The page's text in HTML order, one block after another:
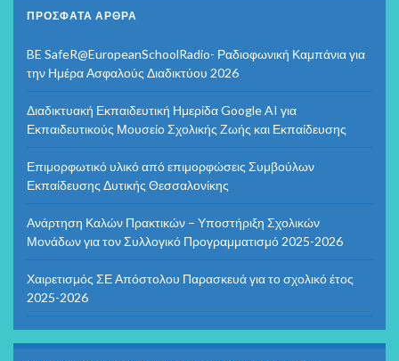
ΠΡΌΣΦΑΤΑ ΆΡΘΡΑ
BE SafeR@EuropeanSchoolRadio- Ραδιοφωνική Καμπάνια για
την Ημέρα Ασφαλούς Διαδικτύου 2026
Διαδικτυακή Εκπαιδευτική Ημερίδα Google AI για
Εκπαιδευτικούς Μουσείο Σχολικής Ζωής και Εκπαίδευσης
Επιμορφωτικό υλικό από επιμορφώσεις Συμβούλων
Εκπαίδευσης Δυτικής Θεσσαλονίκης
Ανάρτηση Καλών Πρακτικών – Υποστήριξη Σχολικών
Μονάδων για τον Συλλογικό Προγραμματισμό 2025-2026
Χαιρετισμός ΣΕ Απόστολου Παρασκευά για το σχολικό έτος
2025-2026